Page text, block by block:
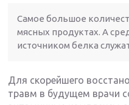
Самое большое
мясных продуктах. А
источником белка
Для скорейшего
травм в будущем врачи